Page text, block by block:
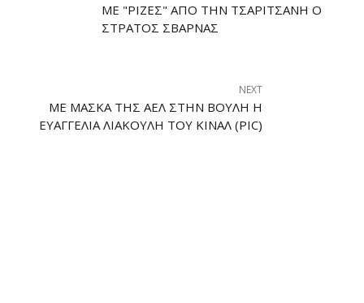
ΜΕ "ΡΊΖΕΣ" ΑΠΌ ΤΗΝ ΤΣΑΡΙΤΣΆΝΗ Ο
ΣΤΡΆΤΟΣ ΣΒΆΡΝΑΣ
NEXT
ΜΕ ΜΆΣΚΑ ΤΗΣ ΑΕΛ ΣΤΗΝ ΒΟΥΛΉ Η
ΕΥΑΓΓΕΛΊΑ ΛΙΑΚΟΎΛΗ ΤΟΥ ΚΙΝΑΛ (PIC)